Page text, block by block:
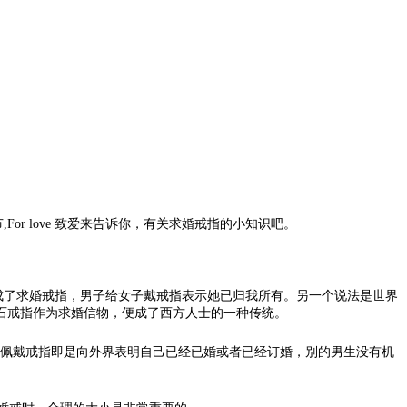
love 致爱来告诉你，有关求婚戒指的小知识吧。
婚戒指，男子给女子戴戒指表示她已归我所有。另一个说法是世界
指作为求婚信物，便成了西方人士的一种传统。
戒指即是向外界表明自己已经已婚或者已经订婚，别的男生没有机